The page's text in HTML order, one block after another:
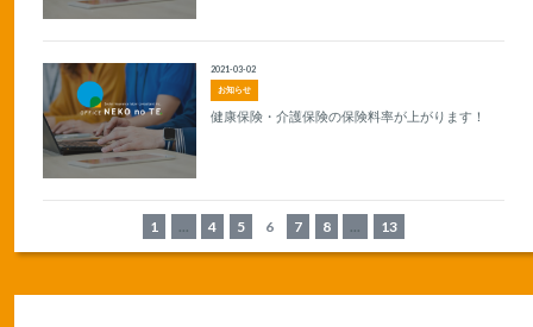
お知らせ
2021-03-02
健康保険・介護保険の保険料率が上がります！
1 ... 4 5 6 7 8 ... 13